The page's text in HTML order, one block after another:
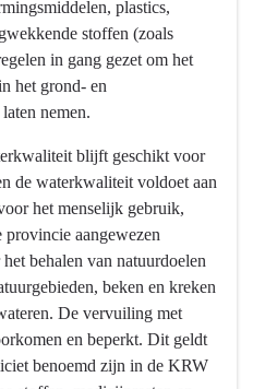
plastics,
stoffen (zoals
in gang gezet om het
het grond- en
nemen.
blijft geschikt voor
de waterkwaliteit voldoet aan
het menselijk gebruik,
aangewezen
behalen van natuurdoelen
beken en kreken
De vervuiling met
en beperkt. Dit geldt
benoemd zijn in de KRW